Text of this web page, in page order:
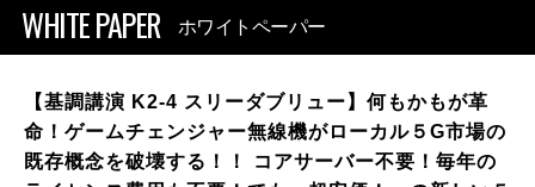
WHITE PAPER ホワイトペーパー
【基調講演 K2-4 スリーダブリュー】何もかもが革
命！ゲームチェンジャー無線機がローカル５G市場の
既存概念を破壊する！！ コアサーバー不要！毎年の